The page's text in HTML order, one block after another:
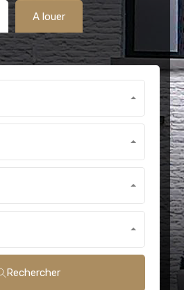
A louer
Rechercher